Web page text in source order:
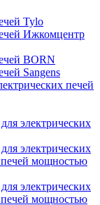
Tylo
Ижкомцентр
BORN
Sangens
печей
электрических
электрических
мощностью
электрических
мощностью